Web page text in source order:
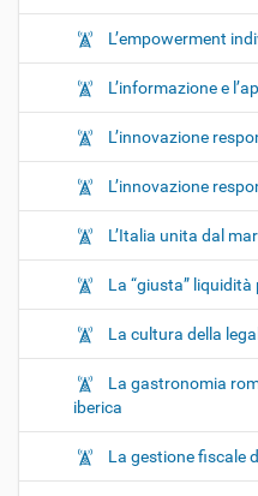
L’empowerment
L’informazione e
L’innovazione
L’innovazione
L’Italia unita dal
La “giusta” liquidità
La cultura della
La gastronomia
iberica
La gestione fiscale